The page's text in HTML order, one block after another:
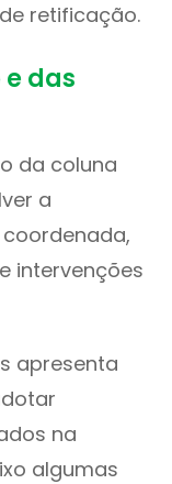
retificação.
das
da coluna
a
intervenções
apresenta
na
algumas